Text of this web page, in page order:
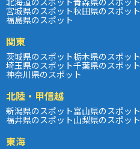
宮城県のスポット秋田県のスポット
福島県のスポット
関東
茨城県のスポット栃木県のスポット
埼玉県のスポット千葉県のスポット
神奈川県のスポット
北陸・甲信越
新潟県のスポット富山県のスポット
福井県のスポット山梨県のスポット
東海